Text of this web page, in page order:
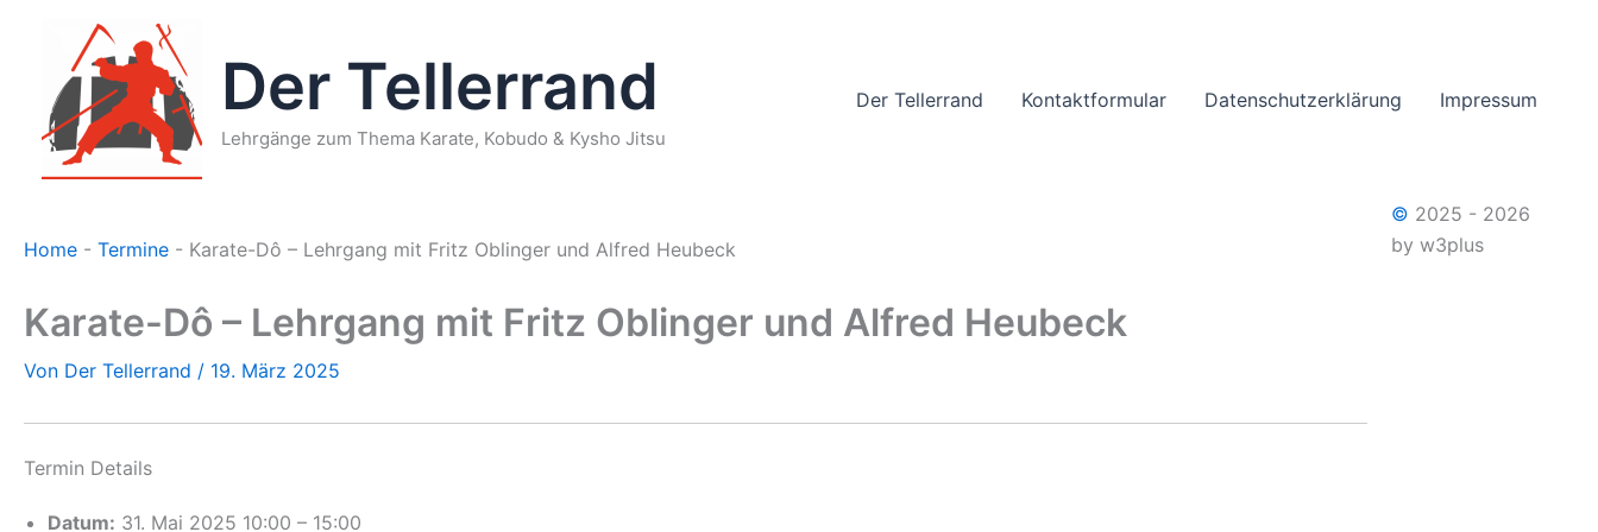
springen
Der Tellerrand
Lehrgänge zum Thema Karate, Kobudo & Kysho Jitsu
Der Tellerrand Kontaktformular Datenschutzerklärung Impressum
Home - Termine - Karate-Dô – Lehrgang mit Fritz Oblinger und Alfred Heubeck
Karate-Dô – Lehrgang mit Fritz Oblinger und Alfred Heubeck
Von Der Tellerrand / 19. März 2025
Termin Details
Datum: 31. Mai 2025 10:00 – 15:00
© 2025 - 2026
by w3plus